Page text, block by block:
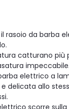
il rasoio da barba
catturano più
impeccabile.
elettrico a
delicata allo